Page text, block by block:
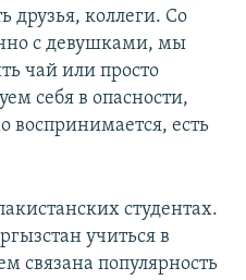
друзья, коллеги. Со
с девушками, мы
чай или просто
себя в опасности,
воспринимается, есть
студентах.
учиться в
связана популярность